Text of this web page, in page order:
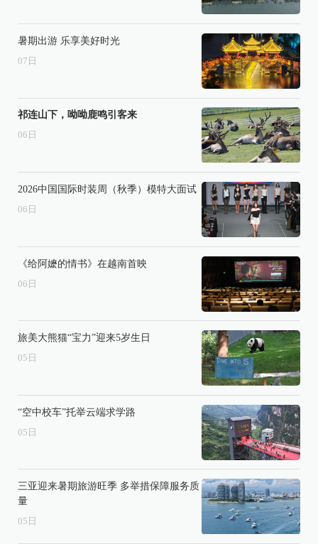
暑期出游 乐享美好时光
07 日
祁连山下，呦呦鹿鸣引客来
06 日
2026中国国际时装周（秋季）模特大面试
06 日
《给阿嬷的情书》在越南首映
06 日
旅美大熊猫“宝力”迎来5岁生日
05 日
“空中校车”托举云端求学路
05 日
三亚迎来暑期旅游旺季 多举措保障服务质
量
05 日